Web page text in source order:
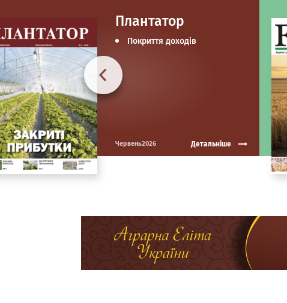
Плантатор
Покриття доходів
Червень2026 Детальніше